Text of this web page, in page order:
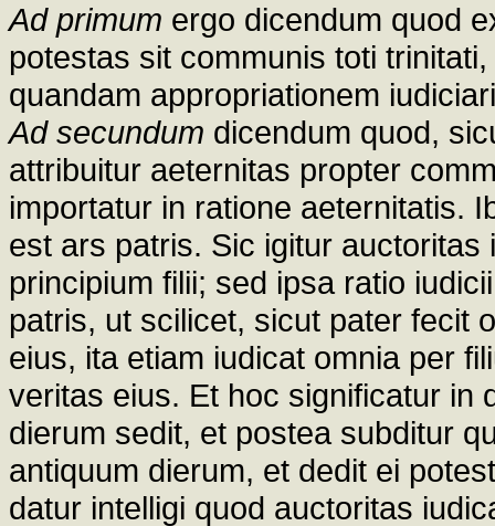
Ad primum ergo dicendum quod
potestas sit communis toti
quandam appropriationem
Ad secundum dicendum quod,
attribuitur aeternitas propter
importatur in ratione aeternitatis.
est ars patris. Sic igitur
principium filii; sed ipsa ratio
patris, ut scilicet, sicut pater fecit
eius, ita etiam iudicat omnia per
veritas eius. Et hoc significatur in
dierum sedit, et postea subditur
antiquum dierum, et dedit ei
datur intelligi quod auctoritas